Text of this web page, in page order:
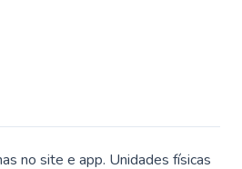
no site e app. Unidades físicas